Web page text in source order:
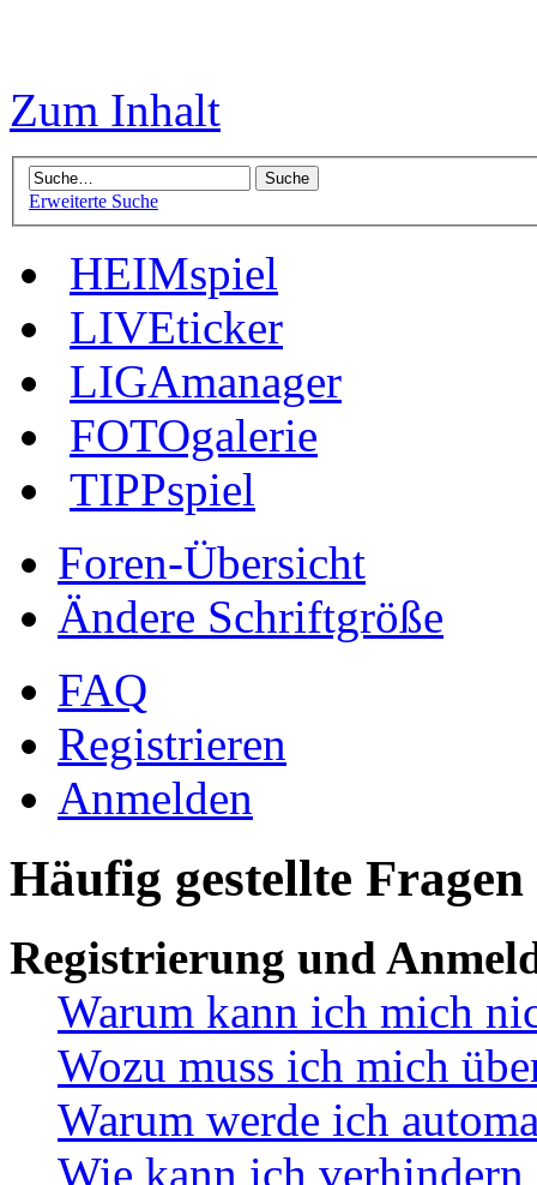
Zum Inhalt
Erweiterte Suche
HEIMspiel
LIVEticker
LIGAmanager
FOTOgalerie
TIPPspiel
Foren-Übersicht
Ändere Schriftgröße
FAQ
Registrieren
Anmelden
Häufig gestellte Fragen
Registrierung und
Warum kann ich mich
Wozu muss ich mich
Warum werde ich
Wie kann ich